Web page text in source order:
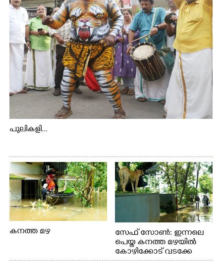
പുലികളി...
കനത്ത മഴ
സേഫ് സോൺ: ഇന്നലെ
പെയ്ത കനത്ത മഴയിൽ
കോഴിക്കോട് വടക്കേ
വയലിൽ വെള്ളം